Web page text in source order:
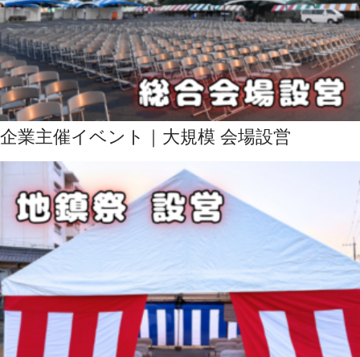
企業主催イベント｜大規模 会場設営